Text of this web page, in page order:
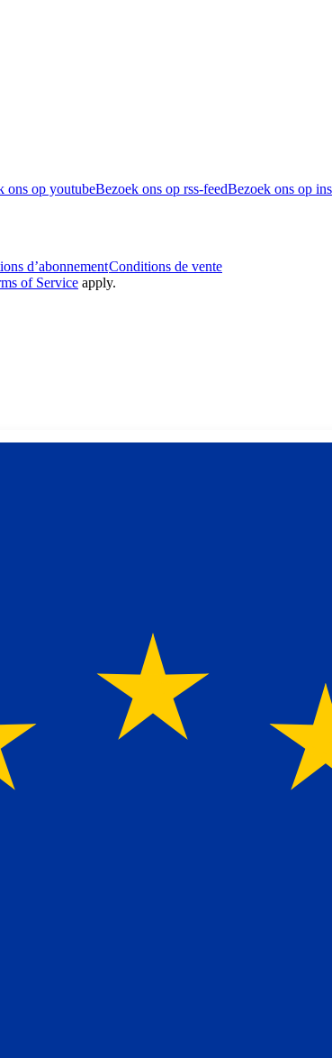
ons op youtubeBezoek ons op rss-feedBezoek ons op
d’abonnementConditions de vente
of Service apply.